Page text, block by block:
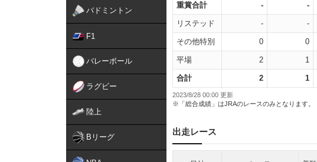
バドミントン
F1
バレーボール
ラグビー
陸上
Bリーグ
重賞合計 - -
リステッド - -
その他特別 0 0
平場 2 1
合計 2 1
2023/8/28 00:00 更新
※「総合成績」はJRAのレースのみとなります。
出走レース